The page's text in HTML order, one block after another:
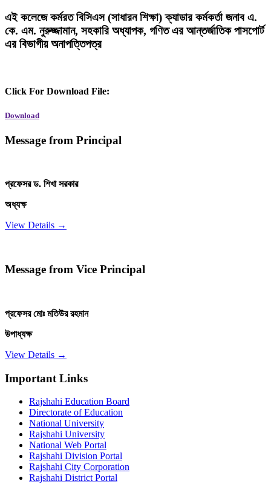
এই কলেজে কর্মরত বিসিএস (সাধারন শিক্ষা) ক্যাডার কর্মকর্তা জনাব এ.
কে. এম. নুরুজ্জামান, সহকারি অধ্যাপক, গণিত এর আন্তর্জাতিক পাসপোর্ট
এর বিভাগীয় অনাপত্তিপত্র
Click For Download File:
Download
Message from Principal
প্রফেসর ড. শিখা সরকার
অধ্যক্ষ
View Details →
Message from Vice Principal
প্রফেসর মোঃ মতিউর রহমান
উপাধ্যক্ষ
View Details →
Important Links
Rajshahi Education Board
Directorate of Education
National University
Rajshahi University
National Web Portal
Rajshahi Division Portal
Rajshahi City Corporation
Rajshahi District Portal